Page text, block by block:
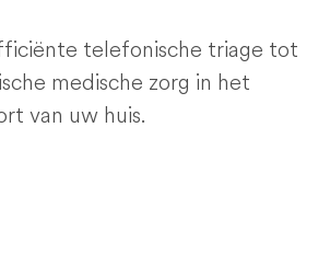
telefonische triage tot
medische zorg in het
van uw huis.